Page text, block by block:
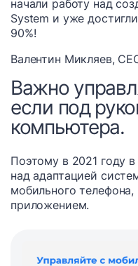
начали работу над
System и уже
90%!
Валентин Микляев,
Важно
если под
компьютера.
Поэтому в 2021 году
над адаптацией
мобильного
приложением.